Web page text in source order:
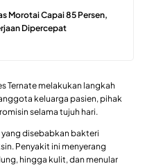
Morotai Capai 85 Persen,
Dipercepat
Ternate melakukan langkah
keluarga pasien, pihak
selama tujuh hari.
disebabkan bakteri
Penyakit ini menyerang
hingga kulit, dan menular